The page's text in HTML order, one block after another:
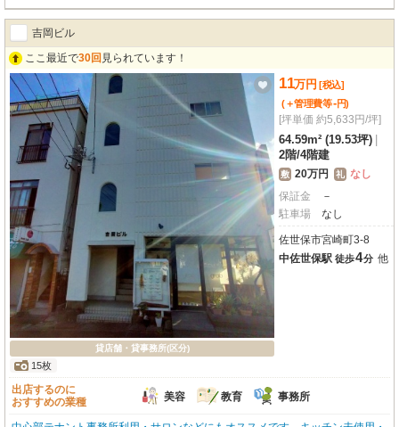
吉岡ビル
ここ最近で30回 見られています！
貸店舗・貸事務所(区分)
15枚
11万円 [税込]
(＋管理費等-円)
[坪単価 約5,633円/坪]
64.59m² (19.53坪)
2階/4階建
敷 20万円 礼 なし
保証金
－
駐車場
なし
佐世保市宮崎町3-8
中佐世保駅 徒歩4分 他
出店するのに
おすすめの業種
美容 教育 事務所